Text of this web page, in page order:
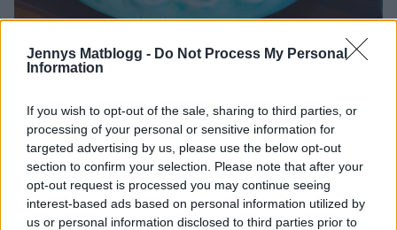
Jennys Matblogg - Do Not Process My Personal
Information
If you wish to opt-out of the sale, sharing to third parties, or
processing of your personal or sensitive information for
targeted advertising by us, please use the below opt-out
section to confirm your selection. Please note that after your
opt-out request is processed you may continue seeing
interest-based ads based on personal information utilized by
us or personal information disclosed to third parties prior to
Det här behöver du :
125 gram smör
2 msk kallt vatten
1/2 tsk salt
Fyllningen :
600 gram köttfärs
smör